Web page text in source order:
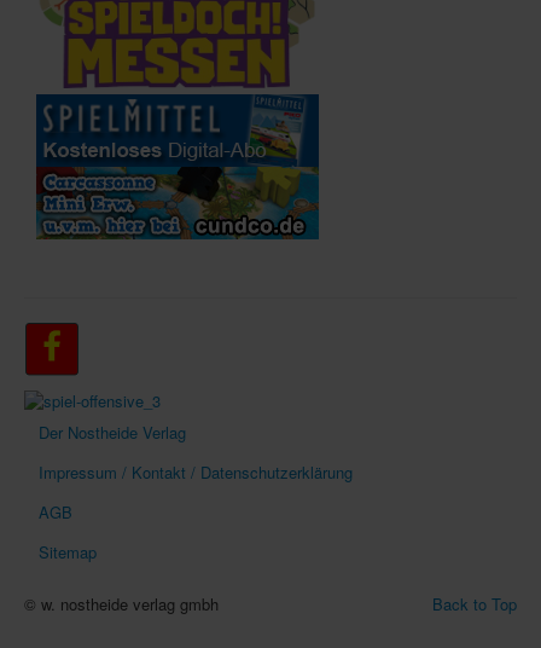
Der Nostheide Verlag
Impressum / Kontakt / Datenschutzerklärung
AGB
Sitemap
Back to Top
© w. nostheide verlag gmbh